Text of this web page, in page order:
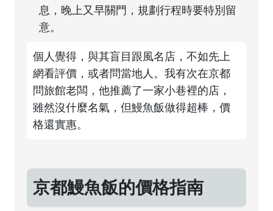
息，晚上又早關門，規劃行程時要特別留
意。
個人覺得，與其盲目跟風名店，不如先上
網看評價，或者問當地人。我有次在京都
問旅館老闆，他推薦了一家小巷裡的店，
雖然沒什麼名氣，但鰻魚飯做得超棒，價
格還實惠。
京都鰻魚飯的價格指南